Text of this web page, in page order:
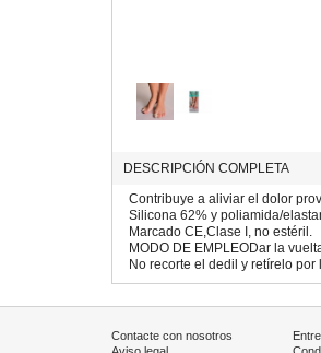
DESCRIPCIÓN COMPLETA
Contribuye a aliviar el dolor
Silicona 62% y poliamida/
Marcado CE,Clase I, no estéril.
MODO DE EMPLEODar la
No recorte el dedil y retírelo
Contacte con nosotros